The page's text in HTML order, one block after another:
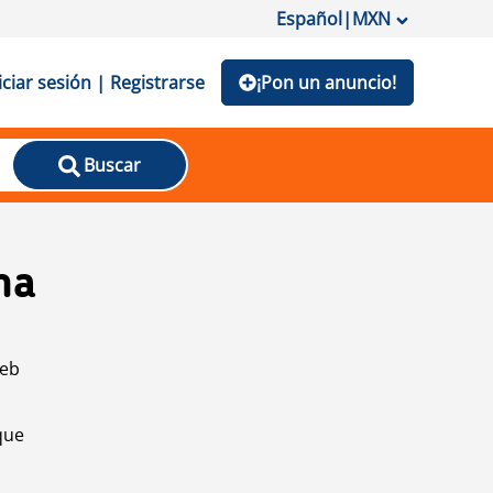
Español|MXN
sesión | Registrarse ¡Pon un anuncio!
Buscar